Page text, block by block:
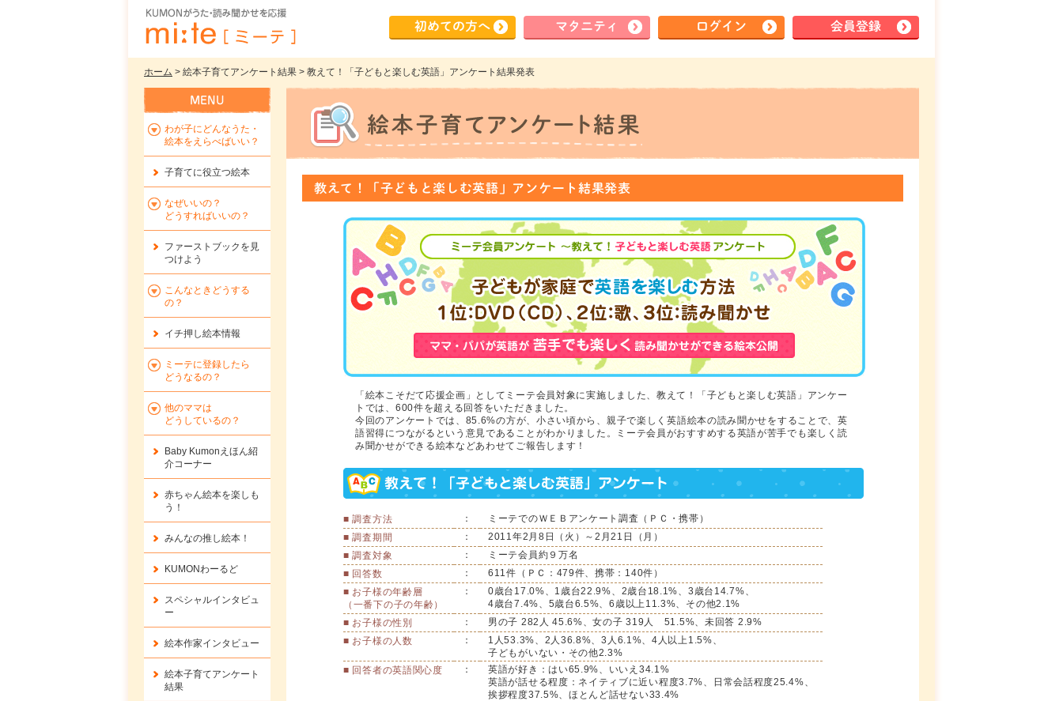
初めての方へ マタ ニティ ログイン 会員登録
ホーム > 絵本子育てアンケート結果 > 教えて！「子どもと楽しむ英語」アンケート結果発表
教えて！「子どもと楽しむ英語」アンケート結果発表
「絵本こそだて応援企画」としてミーテ会員対象に実施しました、教えて！「子どもと楽しむ英語」アンケー
トでは、600件を超える回答をいただきました。
今回のアンケートでは、85.6%の方が、小さい頃から、親子で楽しく英語絵本の読み聞かせをすることで、英
語習得につながるという意見であることがわかりました。ミーテ会員がおすすめする英語が苦手でも楽しく読
み聞かせができる絵本などあわせてご報告します！
■ 調査方法 ：
ミーテでのＷＥＢアンケート調査（ＰＣ・携帯）
■ 調査期間
：
2011年2月8日（火）～2月21日（月）
■ 調査対象
：
ミーテ会員約９万名
■ 回答数
：
611件（ＰＣ：479件、携帯：140件）
■ お子様の年齢層
（一番下の子の年齢）
：
0歳台17.0%、1歳台22.9%、2歳台18.1%、3歳台14.7%、
4歳台7.4%、5歳台6.5%、6歳以上11.3%、その他2.1%
■ お子様の性別
：
男の子 282人 45.6%、女の子 319人 51.5%、未回答 2.9%
■ お子様の人数
：
1人53.3%、2人36.8%、3人6.1%、4人以上1.5%、
子どもがいない・その他2.3%
■ 回答者の英語関心度
：
英語が好き：はい65.9%、いいえ34.1%
英語が話せる程度：ネイティブに近い程度3.7%、日常会話程度25.4%、
挨拶程度37.5%、ほとんど話せない33.4%
わが子にどんなうた・
絵本をえらべばいい？
子育てに役立つ絵本
なぜいいの？
どうすればいいの？
ファーストブックを 見
つけよう
こんなときどうする
の？
イチ押し絵本情報
ミーテに登録したら
どうなるの？
他のママは
どうしているの？
Baby Kumonえほん紹
介コーナー
赤ちゃん絵本を楽しも
う！
みんなの推し絵本！
KUMONわーるど
スペシャルインタビュ
ー
絵本作家インタビュー
絵本子育てアンケート
結果